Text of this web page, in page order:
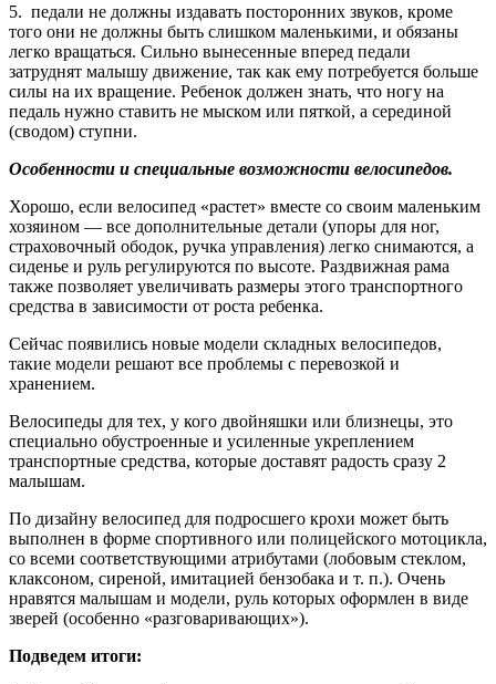
5. педали не должны издавать посторонних звуков, кроме
того они не должны быть слишком маленькими, и обязаны
легко вращаться. Сильно вынесенные вперед педали
затруднят малышу движение, так как ему потребуется больше
силы на их вращение. Ребенок должен знать, что ногу на
педаль нужно ставить не мыском или пяткой, а серединой
(сводом) ступни.
Особенности и специальные возможности велосипедов.
Хорошо, если велосипед «растет» вместе со своим маленьким
хозяином — все дополнительные детали (упоры для ног,
страховочный ободок, ручка управления) легко снимаются, а
сиденье и руль регулируются по высоте. Раздвижная рама
также позволяет увеличивать размеры этого транспортного
средства в зависимости от роста ребенка.
Сейчас появились новые модели складных велосипедов,
такие модели решают все проблемы с перевозкой и
хранением.
Велосипеды для тех, у кого двойняшки или близнецы, это
специально обустроенные и усиленные укреплением
транспортные средства, которые доставят радость сразу 2
малышам.
По дизайну велосипед для подросшего крохи может быть
выполнен в форме спортивного или полицейского мотоцикла,
со всеми соответствующими атрибутами (лобовым стеклом,
клаксоном, сиреной, имитацией бензобака и т. п.). Очень
нравятся малышам и модели, руль которых оформлен в виде
зверей (особенно «разговаривающих»).
Подведем итоги: